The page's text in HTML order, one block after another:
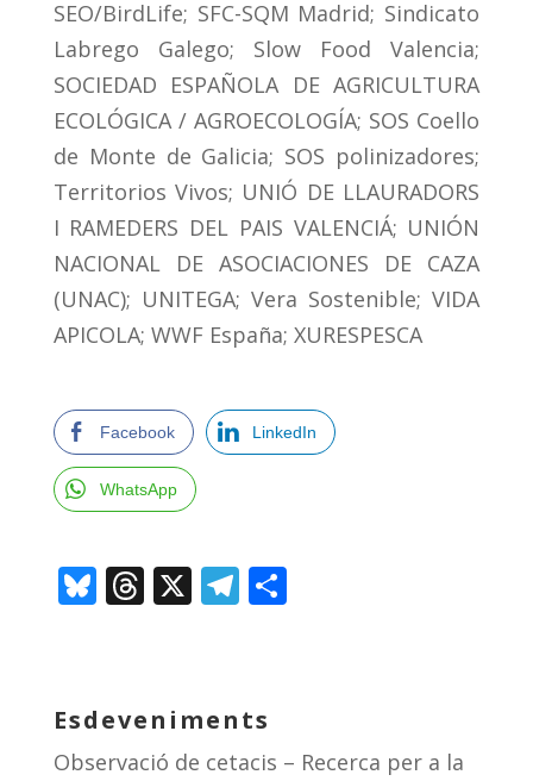
SEO/BirdLife; SFC-SQM Madrid; Sindicato
Labrego Galego; Slow Food Valencia;
SOCIEDAD ESPAÑOLA DE AGRICULTURA
ECOLÓGICA / AGROECOLOGÍA; SOS Coello
de Monte de Galicia; SOS polinizadores;
Territorios Vivos; UNIÓ DE LLAURADORS
I RAMEDERS DEL PAIS VALENCIÁ; UNIÓN
NACIONAL DE ASOCIACIONES DE CAZA
(UNAC); UNITEGA; Vera Sostenible; VIDA
APICOLA; WWF España; XURESPESCA
Facebook LinkedIn
WhatsApp
Bl
sk
y
T
d
X T
gr
a
C
Esdeveniments
Observació de cetacis – Recerca per a la